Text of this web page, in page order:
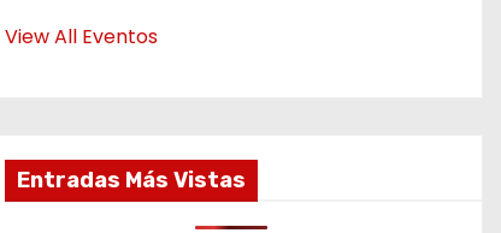
View All Eventos
Entradas Más Vistas